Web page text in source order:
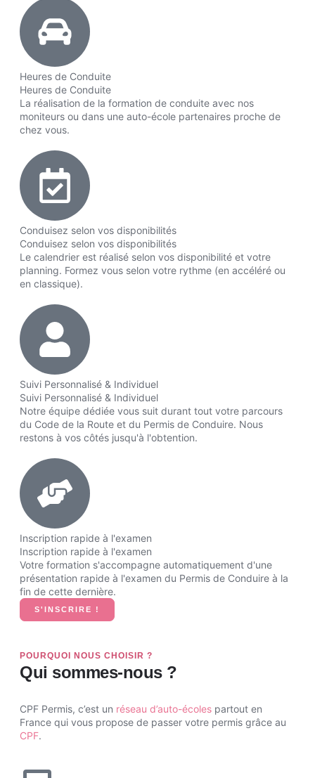
Heures de Conduite
Heures de Conduite
La réalisation de la formation de conduite avec nos
moniteurs ou dans une auto-école partenaires proche de
chez vous.
Conduisez selon vos disponibilités
Conduisez selon vos disponibilités
Le calendrier est réalisé selon vos disponibilité et votre
planning. Formez vous selon votre rythme (en accéléré ou
en classique).
Suivi Personnalisé & Individuel
Suivi Personnalisé & Individuel
Notre équipe dédiée vous suit durant tout votre parcours
du Code de la Route et du Permis de Conduire. Nous
restons à vos côtés jusqu'à l'obtention.
Inscription rapide à l'examen
Inscription rapide à l'examen
Votre formation s'accompagne automatiquement d'une
présentation rapide à l'examen du Permis de Conduire à la
fin de cette dernière.
S'INSCRIRE !
POURQUOI NOUS CHOISIR ?
Qui sommes-nous ?
CPF Permis, c’est un réseau d’auto-écoles partout en
France qui vous propose de passer votre permis grâce au
CPF.